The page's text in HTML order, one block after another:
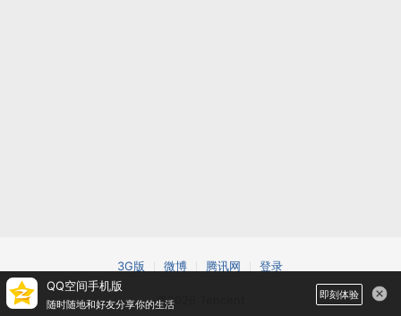
3G版 微博 腾讯网 登录
©2026 Tencent 即刻体验
QQ空间手机版
随时随地和好友分享你的生活